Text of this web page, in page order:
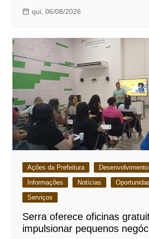
qui, 06/08/2026
Ações da Prefeitura Desenvolvimento
Informações
Notícias
Serviços
Serra oferece oficinas
impulsionar pequenos